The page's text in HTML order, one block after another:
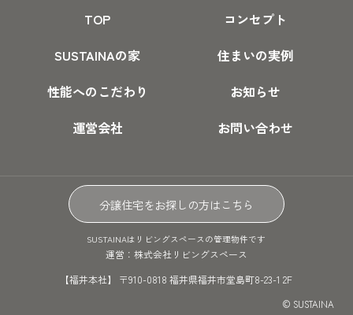
TOP
コンセプト
SUSTAINAの家
住まいの実例
性能へのこだわり
お知らせ
運営会社
お問い合わせ
分譲住宅をお探しの方はこちら
SUSTAINAはリビングスペースの管理物件です
運営：株式会社リビングスペース
【福井本社】 〒910-0818 福井県福井市堂島町8-23-1 2F
© SUSTAINA